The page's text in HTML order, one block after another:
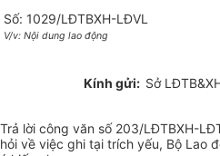
Số: 1029/LĐTBXH-LĐVL
V/v: Nội dung lao động
Kính gửi: Sở
Trả lời công văn số 203/LĐTBXH-
hỏi về việc ghi tại trích yếu, Bộ Lao